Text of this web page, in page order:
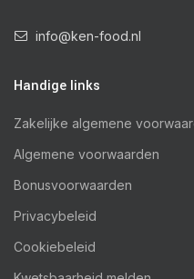
info@ken-food.nl
Handige links
Zakelijke algemene
Algemene voorwaarden
Bonusvoorwaarden
Privacybeleid
Cookiebeleid